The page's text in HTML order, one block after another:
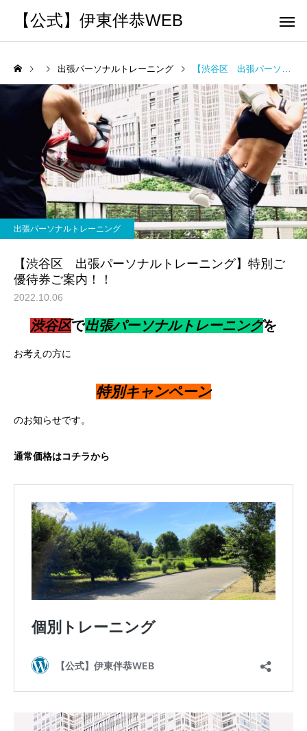
【公式】伊東伴恭WEB
トレーナーとして 個別トレー
出張 講演 セミナー 運動・体操
パーソナルトレーニ
キックボクシングで本当に
痩せますか？｜元日本王者
で答えます
パーソナルトレーニ
ング
パーソナルトレーナー
び方｜失敗しない7つの
解説
出張パーソナルトレーニング 【渋谷区 出張パーソナルトレーニング】特別ご優待券ご案内！！
出張パーソナルトレーニング
【渋谷区 出張パーソナルトレーニング】特別ご
優待券ご案内！！
2022.10.06
渋谷区で出張パーソナルトレーニングを
お考えの方に
特別キャンペーン
のお知らせです。
通常価格はコチラから